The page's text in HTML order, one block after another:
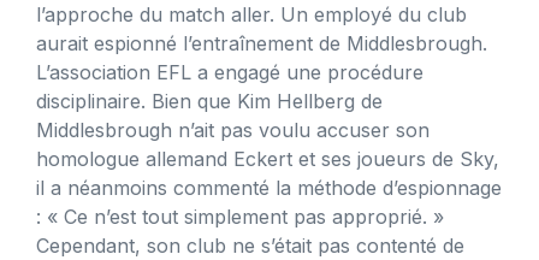
l’approche du match aller. Un employé du club
aurait espionné l’entraînement de Middlesbrough.
L’association EFL a engagé une procédure
disciplinaire. Bien que Kim Hellberg de
Middlesbrough n’ait pas voulu accuser son
homologue allemand Eckert et ses joueurs de Sky,
il a néanmoins commenté la méthode d’espionnage
: « Ce n’est tout simplement pas approprié. »
Cependant, son club ne s’était pas contenté de